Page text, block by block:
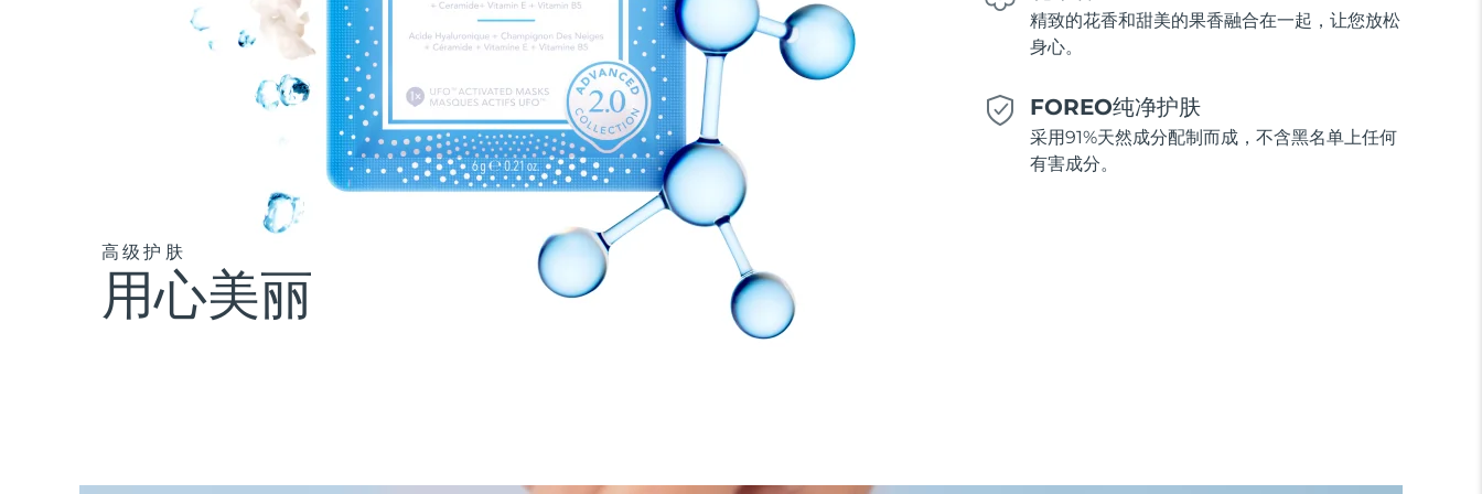
高级护肤
用心美丽
精致的花香和甜美的果香融合在一起，让您放松
身心。
FOREO纯净护肤
采用91%天然成分配制而成，不含黑名单上任何
有害成分。